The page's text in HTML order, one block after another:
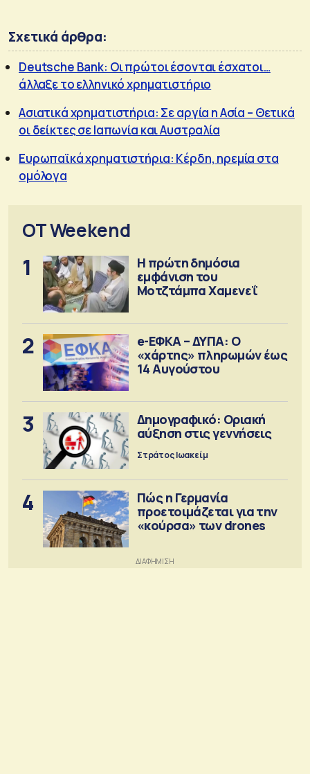
Σχετικά άρθρα:
Deutsche Bank: Οι πρώτοι έσονται έσχατοι…
άλλαξε το ελληνικό χρηματιστήριο
Ασιατικά χρηματιστήρια: Σε αργία η Ασία – Θετικά
οι δείκτες σε Ιαπωνία και Αυστραλία
Ευρωπαϊκά χρηματιστήρια: Κέρδη, ηρεμία στα
ομόλογα
OT Weekend
1
Η πρώτη δημόσια
εμφάνιση του
Μοτζτάμπα Χαμενεΐ
2
e-ΕΦΚΑ – ΔΥΠΑ: Ο
«χάρτης» πληρωμών έως
14 Αυγούστου
3
Δημογραφικό: Οριακή
αύξηση στις γεννήσεις
Στράτος Ιωακείμ
4
Πώς η Γερμανία
προετοιμάζεται για την
«κούρσα» των drones